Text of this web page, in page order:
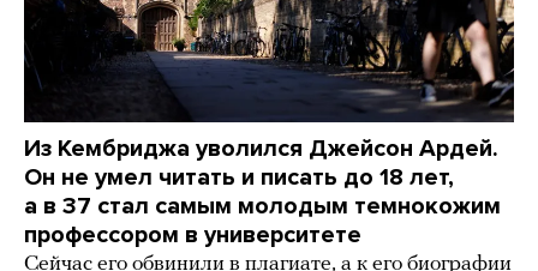
Из Кембриджа уволился Джейсон Ардей.
Он не умел читать и писать до 18 лет,
а в 37 стал самым молодым темнокожим
профессором в университете
Сейчас его обвинили в плагиате, а к его биографии